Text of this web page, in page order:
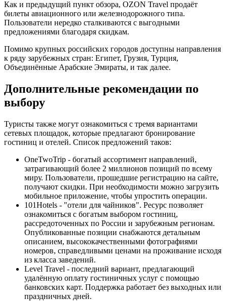
Как и предыдущий пункт обзора, OZON Travel продаёт
билеты авиационного или железнодорожного типа.
Пользователи нередко сталкиваются с выгодными
предложениями благодаря скидкам.
Помимо крупных российских городов доступны направления
к ряду зарубежных стран: Египет, Грузия, Турция,
Объединённые Арабские Эмираты, и так далее.
Дополнительные рекомендации по
выбору
Туристы также могут ознакомиться с тремя вариантами
сетевых площадок, которые предлагают бронирование
гостиниц и отелей. Список предложений таков:
OneTwoTrip - богатый ассортимент направлений,
затрагивающий более 2 миллионов позиций по всему
миру. Пользователи, прошедшие регистрацию на сайте,
получают скидки. При необходимости можно загрузить
мобильное приложение, чтобы упростить операции.
101Hotels - "отели для чайников". Ресурс позволяет
ознакомиться с богатым выбором гостиниц,
рассредоточенных по России и зарубежным регионам.
Опубликованные позиции снабжаются детальным
описанием, высококачественными фотографиями
номеров, справедливыми ценами на проживание исходя
из класса заведений.
Level Travel - последний вариант, предлагающий
удалённую оплату гостиничных услуг с помощью
банковских карт. Поддержка работает без выходных или
праздничных дней.